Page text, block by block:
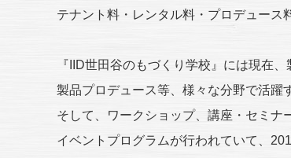
テナント料・レンタル料・プロデュース
『IID世田谷のもづくり学校』には現在
製品プロデュース等、様々な分野で活躍
そして、ワークショップ、講座・セミ
イベントプログラムが行われていて、